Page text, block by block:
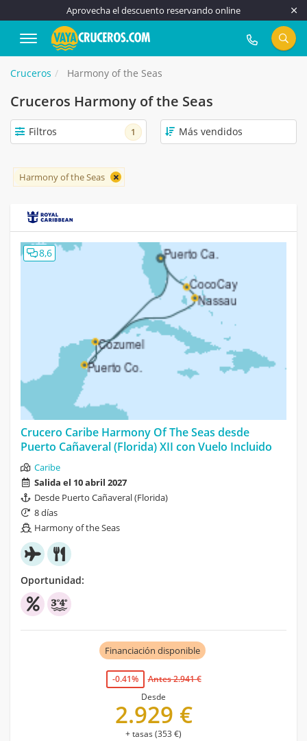
Aprovecha el descuento reservando online
917 815 555
Cruceros Harmony of the Seas
Cruceros Harmony of the Seas
Filtros 1
Harmony of the Seas
8,6
Crucero Caribe Harmony Of The Seas desde
Puerto Cañaveral (Florida) XII con Vuelo Incluido
Caribe
Salida el 10 abril 2027
Desde Puerto Cañaveral (Florida)
8 días
Harmony of the Seas
Oportunidad:
Financiación disponible
-0.41%
Antes 2.941 €
Desde
2.929 €
+ tasas (353 €)